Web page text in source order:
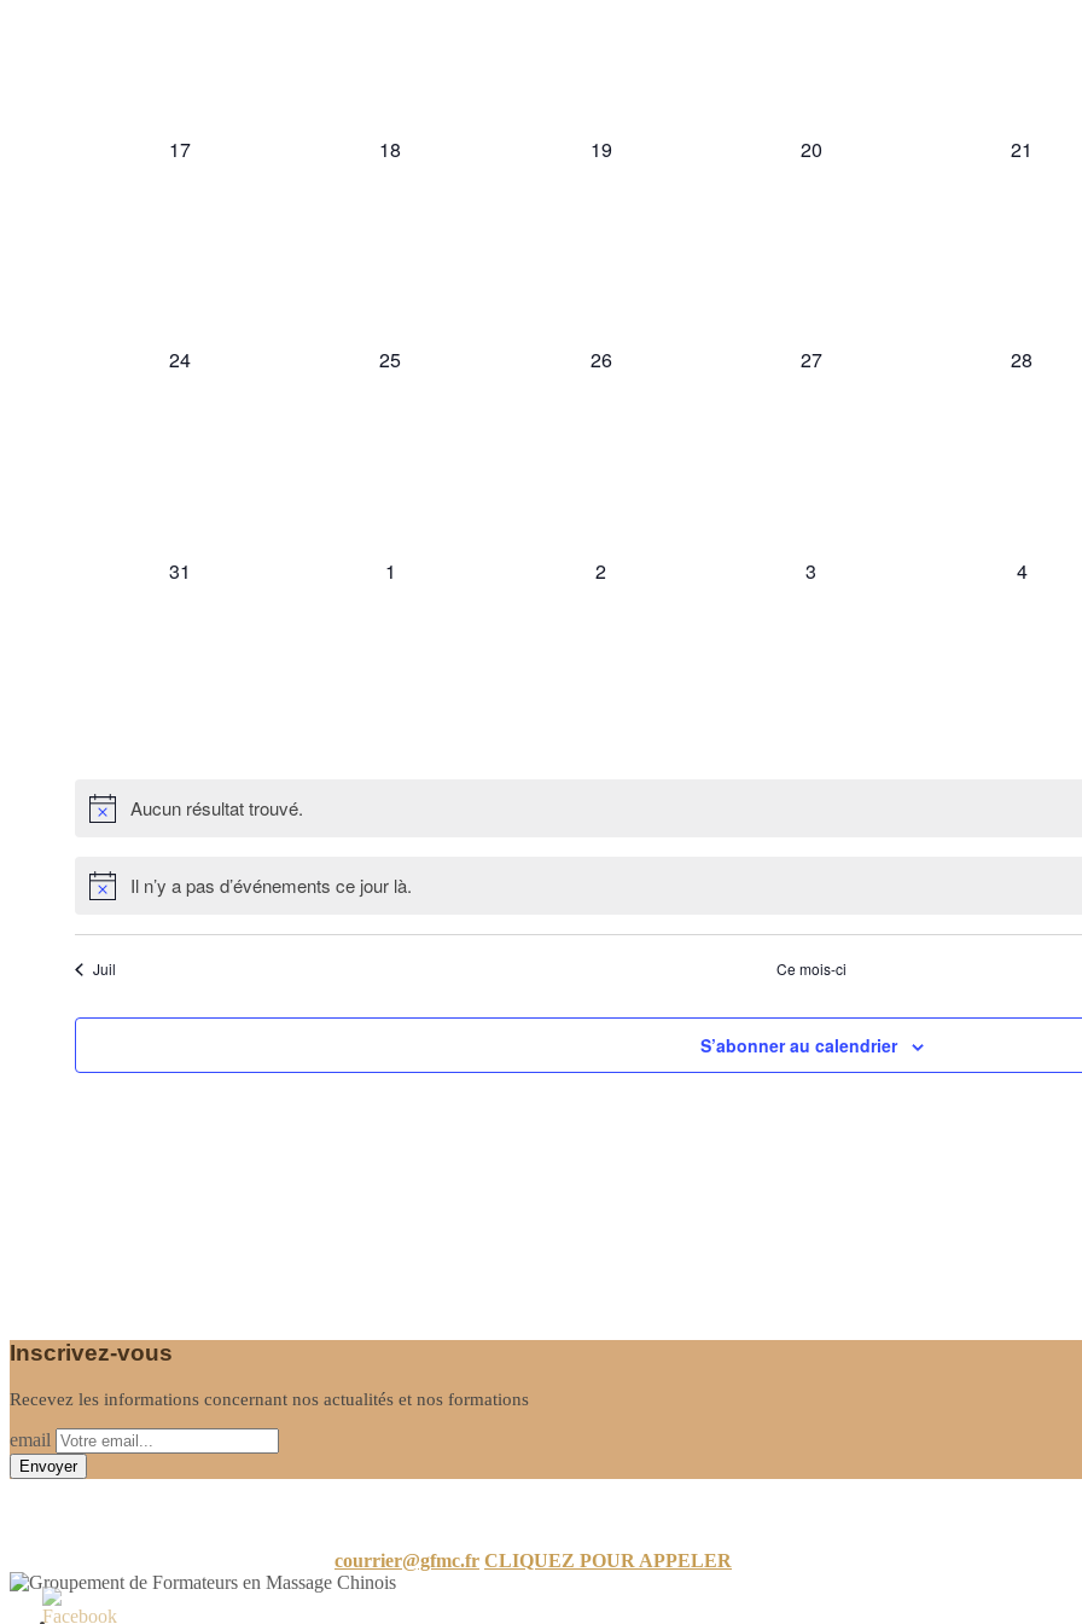
0
17
0
18
0
19
0
20
0
21
0
24
0
25
0
26
0
27
0
28
0
31
0
1
0
2
0
3
0
4
Aucun résultat trouvé.
Il n’y a pas d’événements ce jour là.
Juil Ce mois-ci
S’abonner au calendrier
Inscrivez-vous
Recevez les informations concernant nos actualités et nos formations
email
courrier@gfmc.fr CLIQUEZ POUR APPELER